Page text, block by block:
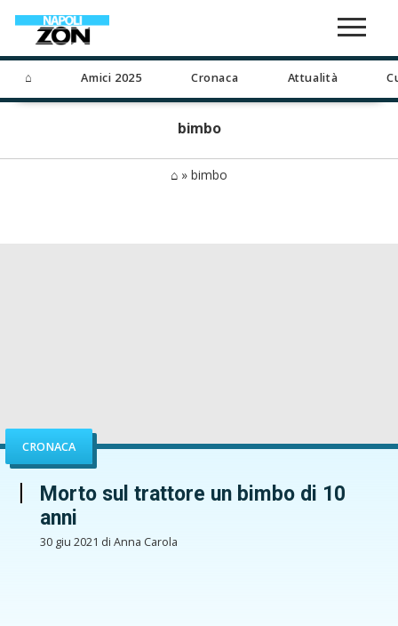
⌂ Amici 2025 Cronaca Attualità
bimbo
⌂ » bimbo
CRONACA
Morto sul trattore un bimbo di 10
anni
30 giu 2021 di Anna Carola